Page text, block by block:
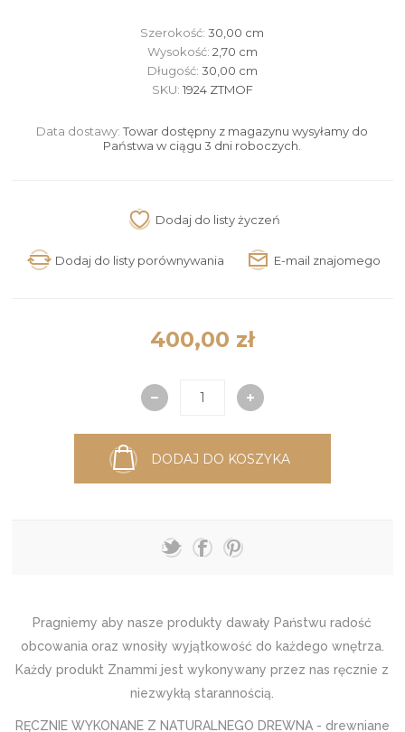
Szerokość:30,00 cm
Wysokość: 2,70 cm
Długość: 30,00 cm
SKU: 1924 ZTMOF
Data dostawy: Towar dostępny z magazynu wysyłamy do
Państwa w ciągu 3 dni roboczych.
400,00 zł
DODAJ DO KOSZYKA
Pragniemy aby nasze produkty dawały Państwu radość
obcowania oraz wnosiły wyjątkowość do każdego wnętrza.
Każdy produkt Znammi jest wykonywany przez nas ręcznie z
niezwykłą starannością.
RĘCZNIE WYKONANE Z NATURALNEGO DREWNA - drewniane